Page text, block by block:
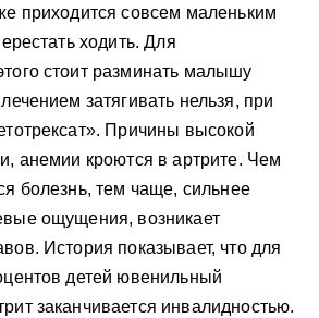
приходится совсем маленьким
ходить. Для
стоит разминать малышу
затягивать нельзя, при
Причины высокой
анемии кроются в артрите. Чем
болезнь, тем чаще, сильнее
ощущения, возникает
История показывает, что для
детей ювенильный
заканчивается инвалидностью.